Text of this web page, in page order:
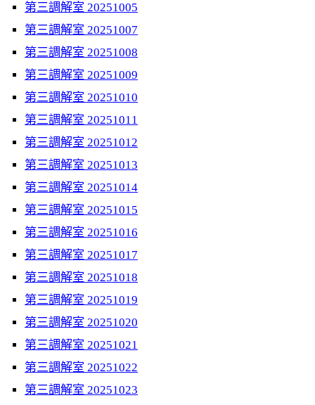
第三調解室 20251005
第三調解室 20251007
第三調解室 20251008
第三調解室 20251009
第三調解室 20251010
第三調解室 20251011
第三調解室 20251012
第三調解室 20251013
第三調解室 20251014
第三調解室 20251015
第三調解室 20251016
第三調解室 20251017
第三調解室 20251018
第三調解室 20251019
第三調解室 20251020
第三調解室 20251021
第三調解室 20251022
第三調解室 20251023